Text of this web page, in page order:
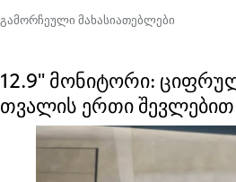
ᲒᲐᲛᲝᲠᲩᲔᲣᲚᲘ ᲛᲐᲮᲐᲡᲘᲐᲗᲔᲑᲚᲔᲑᲘ
12.9" მონიტორი:
თვალის ერთი შევლებით